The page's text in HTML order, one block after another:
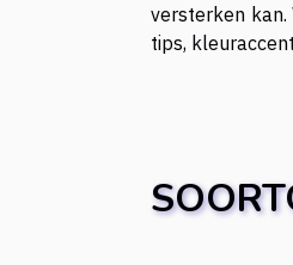
versterken kan.
tips,